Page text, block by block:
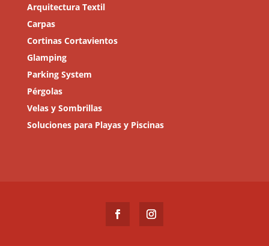
Arquitectura Textil
Carpas
Cortinas Cortavientos
Glamping
Parking System
Pérgolas
Velas y Sombrillas
Soluciones para Playas y Piscinas